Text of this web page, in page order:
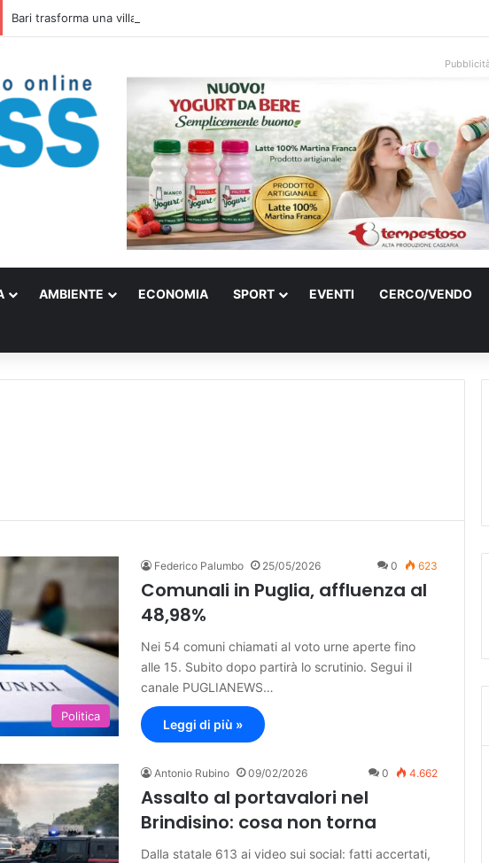
Bari trasforma una villa confiscata alla mafia in un micro nido: nasce anche il cimitero
AMBIENTE ECONOMIA SPORT EVENTI CERCO/VENDO
Politica
Federico Palumbo 25/05/2026 0 623
Comunali in Puglia, affluenza al
48,98%
Nei 54 comuni chiamati al voto urne aperte fino
alle 15. Subito dopo partirà lo scrutinio. Segui il
canale PUGLIANEWS…
Leggi di più »
Antonio Rubino 09/02/2026 0 4.662
Assalto al portavalori nel
Brindisino: cosa non torna
Dalla statale 613 ai video sui social: fatti accertati,